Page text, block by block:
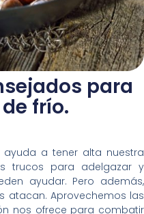
para
frío.
ayuda a tener alta nuestra
trucos para adelgazar y
ayudar. Pero además,
atacan. Aprovechemos las
nos ofrece para combatir